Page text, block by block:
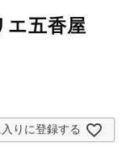
五香屋
りに登録する